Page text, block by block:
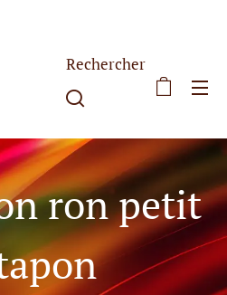
Rechercher
ron petit